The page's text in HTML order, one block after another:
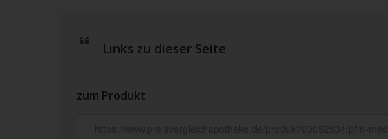
Links zu dieser Seite
zum Produkt